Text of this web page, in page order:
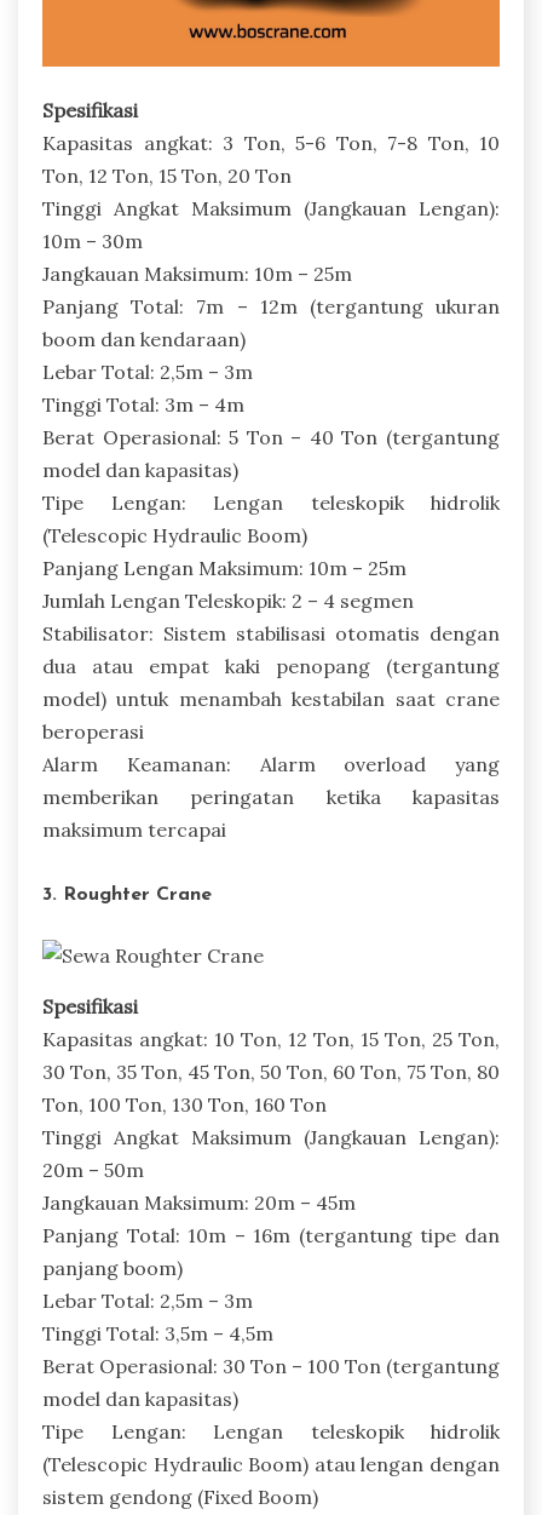
Spesifikasi
Kapasitas angkat: 3 Ton, 5-6 Ton, 7-8 Ton, 10
Ton, 12 Ton, 15 Ton, 20 Ton
Tinggi Angkat Maksimum (Jangkauan Lengan):
10m – 30m
Jangkauan Maksimum: 10m – 25m
Panjang Total: 7m – 12m (tergantung ukuran
boom dan kendaraan)
Lebar Total: 2,5m – 3m
Tinggi Total: 3m – 4m
Berat Operasional: 5 Ton – 40 Ton (tergantung
model dan kapasitas)
Tipe Lengan: Lengan teleskopik hidrolik
(Telescopic Hydraulic Boom)
Panjang Lengan Maksimum: 10m – 25m
Jumlah Lengan Teleskopik: 2 – 4 segmen
Stabilisator: Sistem stabilisasi otomatis dengan
dua atau empat kaki penopang (tergantung
model) untuk menambah kestabilan saat crane
beroperasi
Alarm Keamanan: Alarm overload yang
memberikan peringatan ketika kapasitas
maksimum tercapai
3. Roughter Crane
Spesifikasi
Kapasitas angkat: 10 Ton, 12 Ton, 15 Ton, 25 Ton,
30 Ton, 35 Ton, 45 Ton, 50 Ton, 60 Ton, 75 Ton, 80
Ton, 100 Ton, 130 Ton, 160 Ton
Tinggi Angkat Maksimum (Jangkauan Lengan):
20m – 50m
Jangkauan Maksimum: 20m – 45m
Panjang Total: 10m – 16m (tergantung tipe dan
panjang boom)
Lebar Total: 2,5m – 3m
Tinggi Total: 3,5m – 4,5m
Berat Operasional: 30 Ton – 100 Ton (tergantung
model dan kapasitas)
Tipe Lengan: Lengan teleskopik hidrolik
(Telescopic Hydraulic Boom) atau lengan dengan
sistem gendong (Fixed Boom)